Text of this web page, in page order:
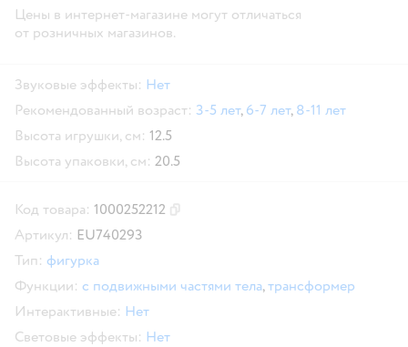
Цены в интернет-магазине могут отличаться
от розничных магазинов.
Звуковые эффекты: Нет
Рекомендованный возраст: 3-5 лет, 6-7 лет, 8-11 лет
Высота игрушки, см: 12.5
Высота упаковки, см: 20.5
Код товара: 1000252212
Артикул: EU740293
Тип: фигурка
Функции: с подвижными частями тела,трансформер
Интерактивные: Нет
Световые эффекты: Нет